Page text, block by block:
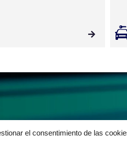
el consentimiento de las
Motos